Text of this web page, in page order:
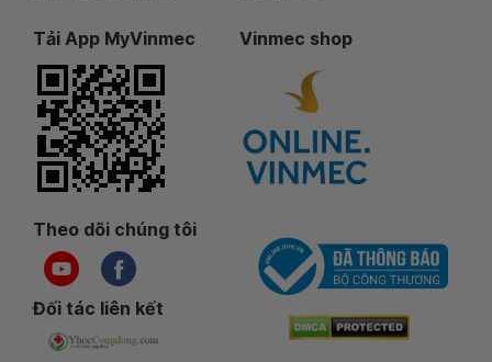
Tải App MyVinmec Vinmec shop
Theo dõi chúng tôi
Đối tác liên kết